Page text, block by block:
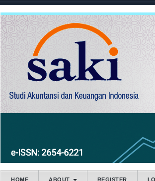
HOME ABOUT REGISTER